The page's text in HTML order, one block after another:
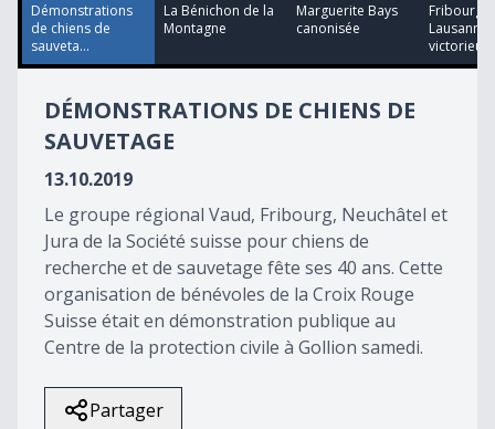
18
seconds
Démonstrations
de chiens de
sauveta...
La Bénichon de la
Montagne
Marguerite Bays
canonisée
Fribourg
Lausanne
victorieux
DÉMONSTRATIONS DE CHIENS DE
SAUVETAGE
13.10.2019
Le groupe régional Vaud, Fribourg, Neuchâtel et
Jura de la Société suisse pour chiens de
recherche et de sauvetage fête ses 40 ans. Cette
organisation de bénévoles de la Croix Rouge
Suisse était en démonstration publique au
Centre de la protection civile à Gollion samedi.
Partager